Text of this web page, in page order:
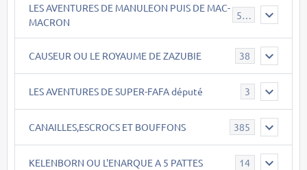
LES AVENTURES DE MANULEON PUIS DE MAC-
MACRON
543
CAUSEUR OU LE ROYAUME DE ZAZUBIE 38
LES AVENTURES DE SUPER-FAFA député 3
CANAILLES,ESCROCS ET BOUFFONS 385
KELENBORN OU L'ENARQUE A 5 PATTES 14